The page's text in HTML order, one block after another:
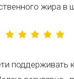
жира в
поддерживать